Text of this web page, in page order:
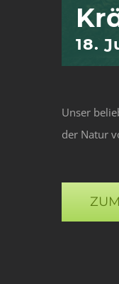
18.
Unser
der Natur